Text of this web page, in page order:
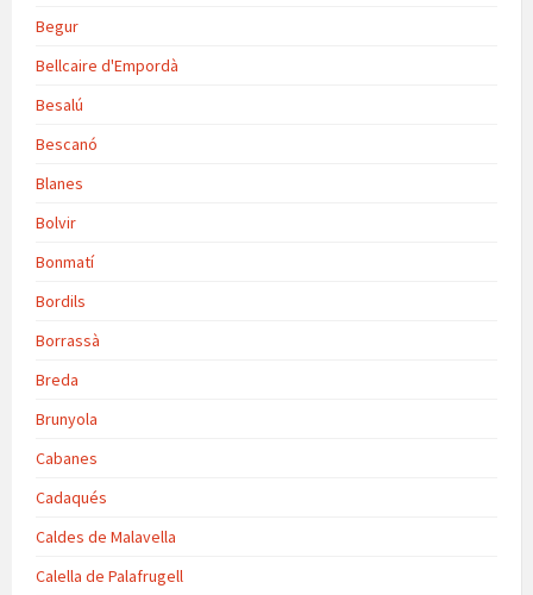
Begur
Bellcaire d'Empordà
Besalú
Bescanó
Blanes
Bolvir
Bonmatí
Bordils
Borrassà
Breda
Brunyola
Cabanes
Cadaqués
Caldes de Malavella
Calella de Palafrugell